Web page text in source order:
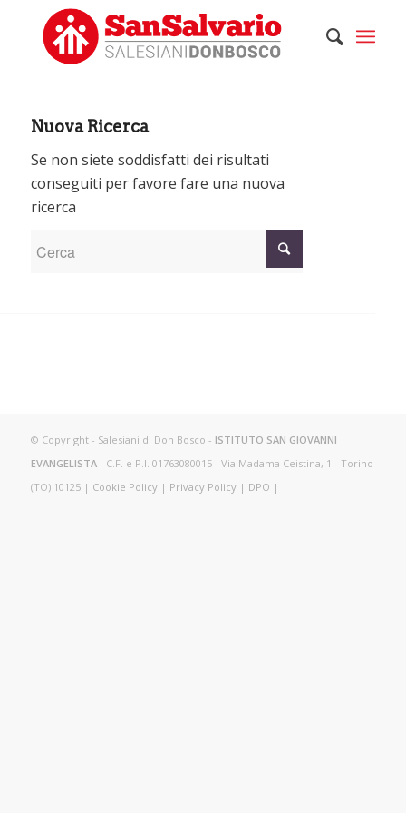
Nuova Ricerca
Se non siete soddisfatti dei risultati
conseguiti per favore fare una nuova
ricerca
© Copyright - Salesiani di Don Bosco - ISTITUTO SAN GIOVANNI
EVANGELISTA- C.F. e P.I. 01763080015 - Via Madama Ceistina, 1 - Torino
(TO) 10125 | Cookie Policy| Privacy Policy| DPO |